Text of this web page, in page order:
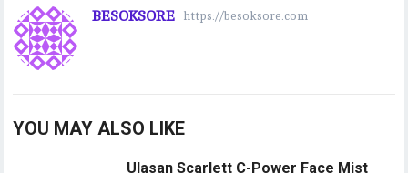
BESOKSORE https://besoksore.com
YOU MAY ALSO LIKE
Ulasan Scarlett C-Power Face Mist